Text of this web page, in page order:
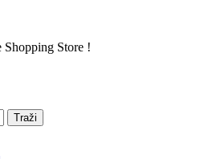
Store !
Traži